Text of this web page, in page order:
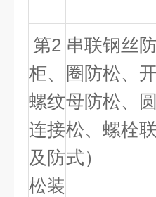
第2
柜、
螺纹
连接
及防
松装
串联钢丝
圈防松、
母防松、
松、螺栓
式）